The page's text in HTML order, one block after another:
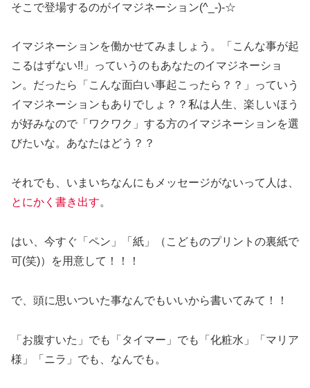
そこで登場するのがイマジネーション(^_-)-☆
イマジネーションを働かせてみましょう。「こんな事が起
こるはずない!!」っていうのもあなたのイマジネーショ
ン。だったら「こんな面白い事起こったら？？」っていう
イマジネーションもありでしょ？？私は人生、楽しいほう
が好みなので「ワクワク」する方のイマジネーションを選
びたいな。あなたはどう？？
それでも、いまいちなんにもメッセージがないって人は、
とにかく書き出す。
はい、今すぐ「ペン」「紙」（こどものプリントの裏紙で
可(笑)）を用意して！！！
で、頭に思いついた事なんでもいいから書いてみて！！
「お腹すいた」でも「タイマー」でも「化粧水」「マリア
様」「ニラ」でも、なんでも。